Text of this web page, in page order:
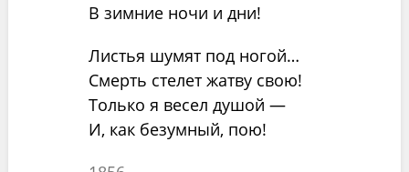
В зимние ночи и дни!
Листья шумят под ногой…
Смерть стелет жатву свою!
Только я весел душой —
И, как безумный, пою!